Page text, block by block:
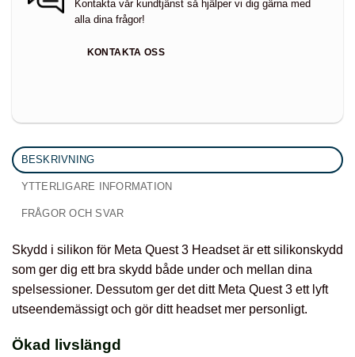
Kontakta vår kundtjänst så hjälper vi dig gärna med
alla dina frågor!
KONTAKTA OSS
BESKRIVNING
YTTERLIGARE INFORMATION
FRÅGOR OCH SVAR
Skydd i silikon för Meta Quest 3 Headset är ett silikonskydd
som ger dig ett bra skydd både under och mellan dina
spelsessioner. Dessutom ger det ditt Meta Quest 3 ett lyft
utseendemässigt och gör ditt headset mer personligt.
Ökad livslängd